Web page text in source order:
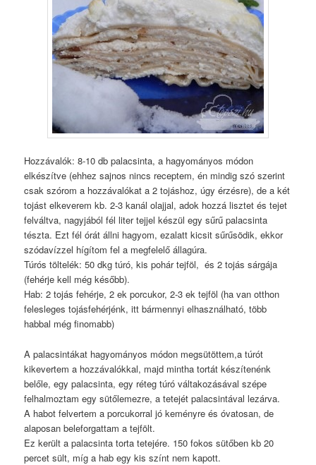
Hozzávalók: 8-10 db palacsinta, a hagyományos módon
elkészítve (ehhez sajnos nincs receptem, én mindig szó szerint
csak szórom a hozzávalókat a 2 tojáshoz, úgy érzésre), de a két
tojást elkeverem kb. 2-3 kanál olajjal, adok hozzá lisztet és tejet
felváltva, nagyjából fél liter tejjel készül egy sűrű palacsinta
tészta. Ezt fél órát állni hagyom, ezalatt kicsit sűrűsödik, ekkor
szódavízzel hígítom fel a megfelelő állagúra.
Túrós töltelék: 50 dkg túró, kis pohár tejföl, és 2 tojás sárgája
(fehérje kell még később).
Hab: 2 tojás fehérje, 2 ek porcukor, 2-3 ek tejföl (ha van otthon
felesleges tojásfehérjénk, itt bármennyi elhasználható, több
habbal még finomabb)
A palacsintákat hagyományos módon megsütöttem,a túrót
kikevertem a hozzávalókkal, majd mintha tortát készítenénk
belőle, egy palacsinta, egy réteg túró váltakozásával szépe
felhalmoztam egy sütőlemezre, a tetejét palacsintával lezárva.
A habot felvertem a porcukorral jó keményre és óvatosan, de
alaposan beleforgattam a tejfölt.
Ez került a palacsinta torta tetejére. 150 fokos sütőben kb 20
percet sült, míg a hab egy kis színt nem kapott.